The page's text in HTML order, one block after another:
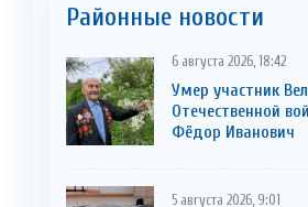
Районные новости
6 августа 2026, 18:42
Умер участник
Отечественной
Фёдор Иванович
5 августа 2026, 9:01